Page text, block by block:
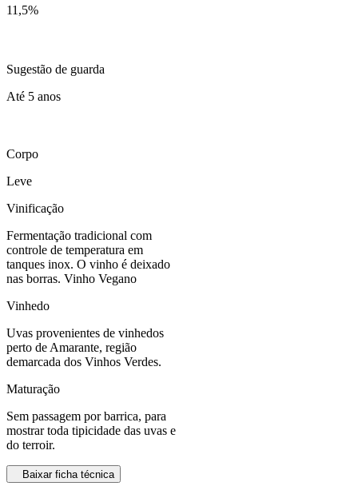
11,5%
Sugestão de guarda
Até 5 anos
Corpo
Leve
Vinificação
Fermentação tradicional com
controle de temperatura em
tanques inox. O vinho é deixado
nas borras. Vinho Vegano
Vinhedo
Uvas provenientes de vinhedos
perto de Amarante, região
demarcada dos Vinhos Verdes.
Maturação
Sem passagem por barrica, para
mostrar toda tipicidade das uvas e
do terroir.
Baixar ficha técnica